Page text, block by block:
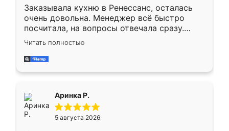
Заказывала кухню в Ренессанс, осталась
очень довольна. Менеджер всё быстро
посчитала, на вопросы отвечала сразу.
Замерщик приехал в субботу, подошёл к
делу со всей ответственностью. Собрали
за день, ребята работали аккуратно, даже
Читать полностью
Аринка Р.
5 августа 2026